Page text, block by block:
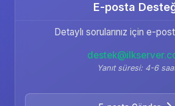
E-posta
Detaylı sorularınız için e-
Yanıt süresi: 4-6